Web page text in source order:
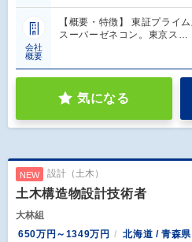
会社
概要
【概要・特徴】 東証プライ
スーパーゼネコン。東京ス…
気になる
NEW 設計（土木）
土木構造物設計技術者
大林組
650万円～1349万円
北海道 / 青森